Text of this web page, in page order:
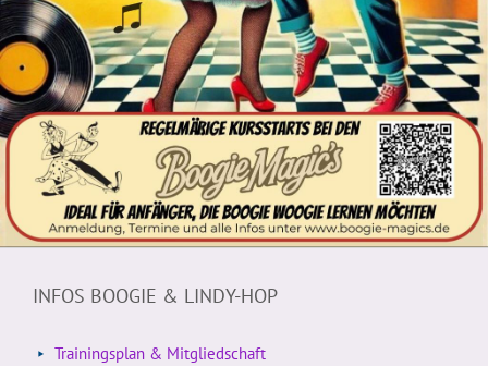
INFOS BOOGIE & LINDY-HOP
Trainingsplan & Mitgliedschaft